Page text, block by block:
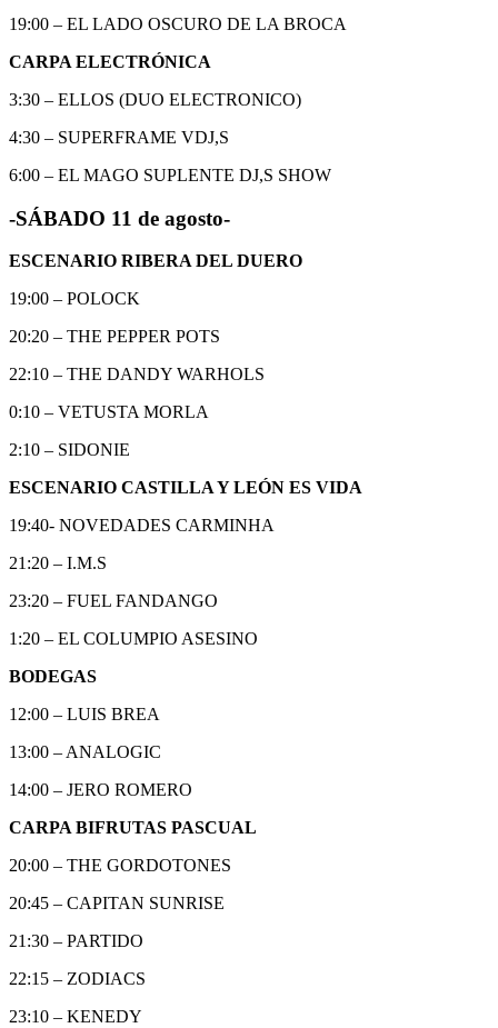
19:00 – EL LADO OSCURO DE LA BROCA
CARPA ELECTRÓNICA
3:30 – ELLOS (DUO ELECTRONICO)
4:30 – SUPERFRAME VDJ,S
6:00 – EL MAGO SUPLENTE DJ,S SHOW
-SÁBADO 11 de agosto-
ESCENARIO RIBERA DEL DUERO
19:00 – POLOCK
20:20 – THE PEPPER POTS
22:10 – THE DANDY WARHOLS
0:10 – VETUSTA MORLA
2:10 – SIDONIE
ESCENARIO CASTILLA Y LEÓN ES VIDA
19:40- NOVEDADES CARMINHA
21:20 – I.M.S
23:20 – FUEL FANDANGO
1:20 – EL COLUMPIO ASESINO
BODEGAS
12:00 – LUIS BREA
13:00 – ANALOGIC
14:00 – JERO ROMERO
CARPA BIFRUTAS PASCUAL
20:00 – THE GORDOTONES
20:45 – CAPITAN SUNRISE
21:30 – PARTIDO
22:15 – ZODIACS
23:10 – KENEDY